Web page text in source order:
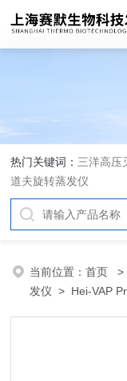
热门关键词： 三洋高压
道夫旋转蒸发仪
当前位置：首页 >
发仪 > Hei-VAP